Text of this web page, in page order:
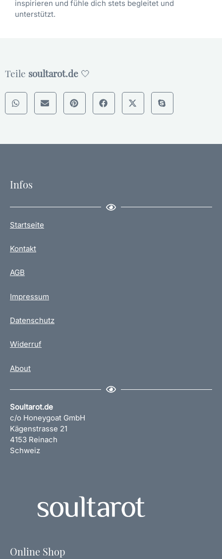
l
e
u
g
M
g
inspirieren und fühle dich stets begleitet und
unterstützt.
Teile soultarot.de 🤍
Infos
Startseite
Kontakt
AGB
Impressum
Datenschutz
Widerruf
About
Soultarot.de
c/o Honeygoat GmbH
Kägenstrasse 21
4153 Reinach
Schweiz
Online Shop